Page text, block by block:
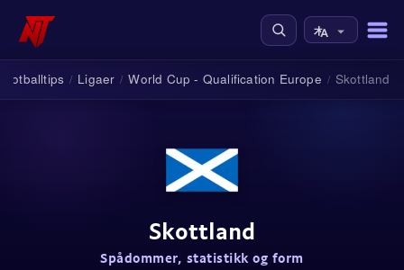
Fotballtips / Ligaer / World Cup - Qualification Europe / Skottland
Skottland
Spådommer, statistikk og form